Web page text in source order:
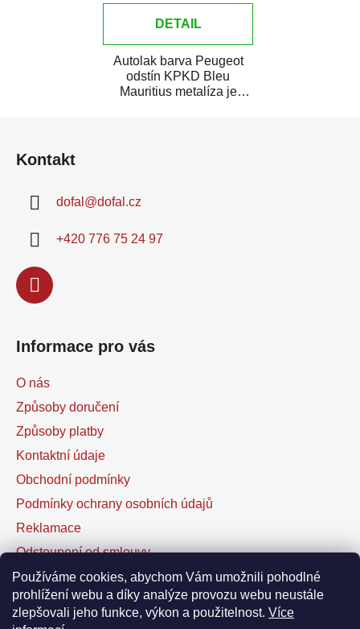
Používáme cookies, abychom Vám umožnili pohodlné
prohlížení webu a díky analýze provozu webu neustále
zlepšovali jeho funkce, výkon a použitelnost. Více
DETAIL
Autolak barva Peugeot
odstín KPKD Bleu
Mauritius metalíza je
Kontakt
dofal @dofal.cz
+420 776 75 24 97
Informace pro vás
O nás
Způsoby doručení
Způsoby platby
Kontaktní údaje
Obchodní podmínky
Podmínky ochrany osobních údajů
Reklamace
Odstoupení od smlouvy
Kontaktní formulář